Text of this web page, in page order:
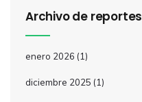
Archivo de reportes
enero 2026 (1)
diciembre 2025 (1)